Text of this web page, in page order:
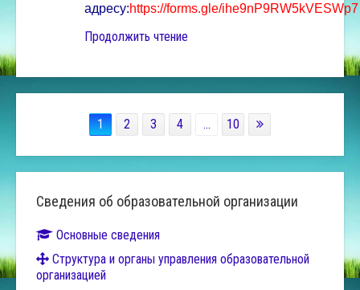
адресу:https://forms.gle/ihe9nP9RW5kVESWp7
Продолжить чтение
1 2 3 4 ... 10
Сведения об образовательной организации
Основные сведения
Структура и органы управления образовательной
организацией